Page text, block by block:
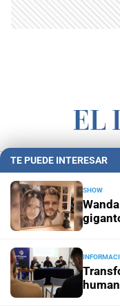
Campolitoral
Podcasts Mirador
TE PUEDE INTERESAR
SHOW